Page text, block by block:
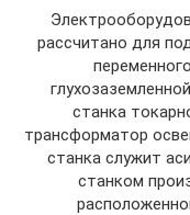
рассчитано для
станка
трансформатор
станка служит
станком